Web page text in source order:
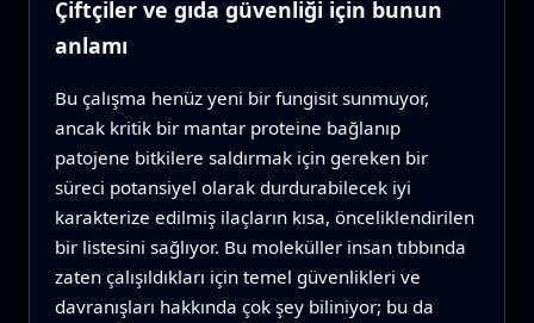
Çiftçiler ve gıda güvenliği için bunun
anlamı
Bu çalışma henüz yeni bir fungisit sunmuyor,
ancak kritik bir mantar proteine bağlanıp
patojene bitkilere saldırmak için gereken bir
süreci potansiyel olarak durdurabilecek iyi
karakterize edilmiş ilaçların kısa, önceliklendirilen
bir listesini sağlıyor. Bu moleküller insan tıbbında
zaten çalışıldıkları için temel güvenlikleri ve
davranışları hakkında çok şey biliniyor; bu da